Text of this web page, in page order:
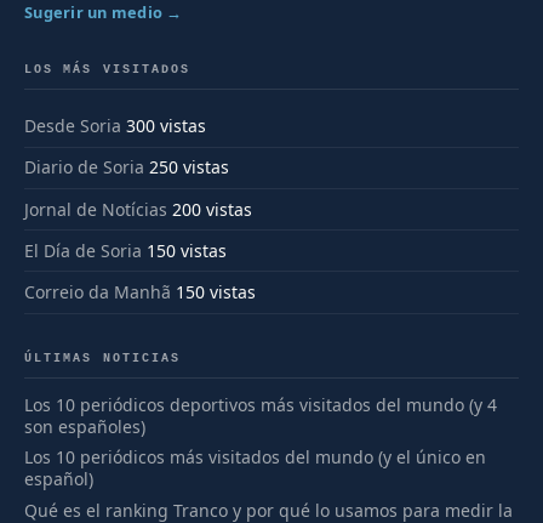
Sugerir un medio →
LOS MÁS VISITADOS
Desde Soria 300 vistas
Diario de Soria 250 vistas
Jornal de Notícias 200 vistas
El Día de Soria 150 vistas
Correio da Manhã 150 vistas
ÚLTIMAS NOTICIAS
Los 10 periódicos deportivos más visitados del mundo (y 4
son españoles)
Los 10 periódicos más visitados del mundo (y el único en
español)
Qué es el ranking Tranco y por qué lo usamos para medir la